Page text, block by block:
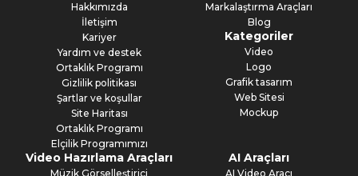
Hakkımızda
İletişim
Kariyer
Yardım ve destek
Ortaklık Programı
Gizlilik politikası
Şartlar ve koşullar
Site Haritası
Ortaklık Programı
Elçilik Programımızı
Markalaştırma Araçları
Blog
Kategoriler
Video
Logo
Grafik tasarım
Web Sitesi
Mockup
Video Hazırlama Araçları
Müzik Görselleştirici
AI Araçları
AI Video Aracı